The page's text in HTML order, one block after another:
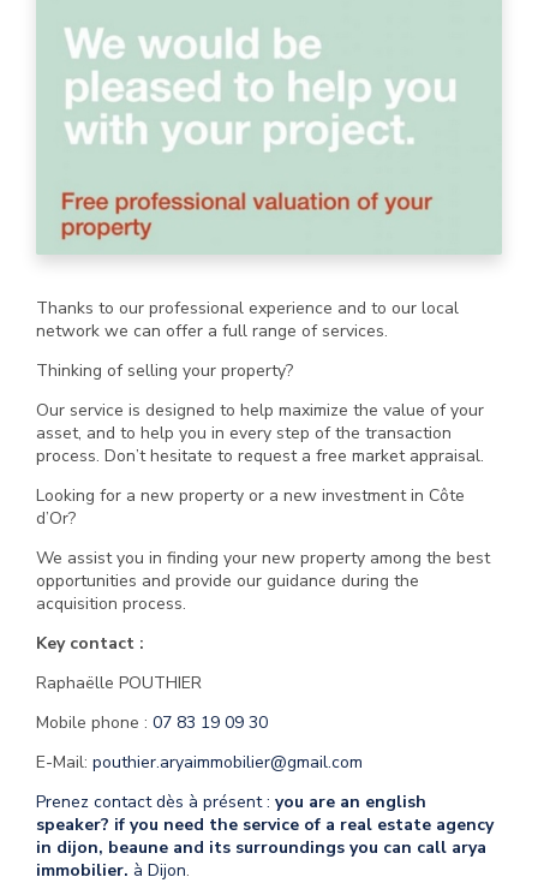
Thanks to our professional experience and to our local
network we can offer a full range of services.
Thinking of selling your property?
Our service is designed to help maximize the value of your
asset, and to help you in every step of the transaction
process. Don’t hesitate to request a free market appraisal.
Looking for a new property or a new investment in Côte
d’Or?
We assist you in finding your new property among the best
opportunities and provide our guidance during the
acquisition process.
Key contact :
Raphaëlle POUTHIER
Mobile phone : 07 83 19 09 30
E-Mail: pouthier.aryaimmobilier@gmail.com
Prenez contact dès à présent : you are an english
speaker? if you need the service of a real estate agency
in dijon, beaune and its surroundings you can call arya
immobilier. à Dijon.